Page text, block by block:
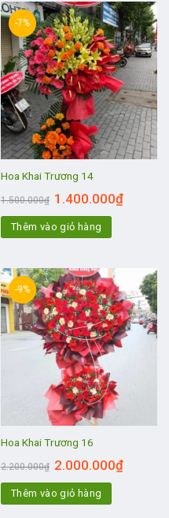
-7%
Hoa Khai Trương 14
1.500.000₫ 1.400.000₫
Thêm vào giỏ hàng
-9%
Hoa Khai Trương 16
2.200.000₫ 2.000.000₫
Thêm vào giỏ hàng